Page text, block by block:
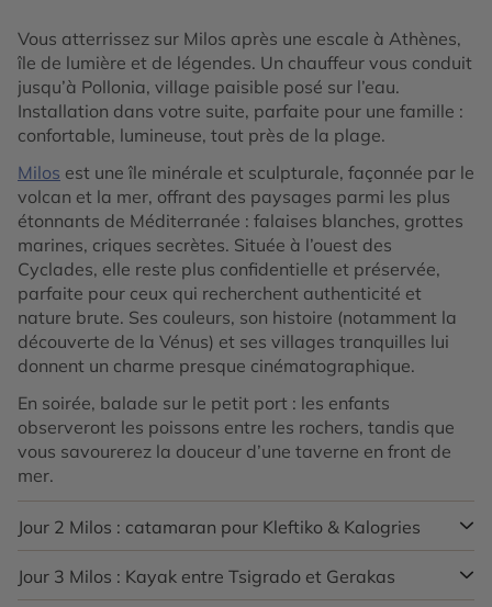
Vous atterrissez sur Milos après une escale à Athènes,
île de lumière et de légendes. Un chauffeur vous conduit
jusqu’à Pollonia, village paisible posé sur l’eau.
Installation dans votre suite, parfaite pour une famille :
confortable, lumineuse, tout près de la plage.
Milos est une île minérale et sculpturale, façonnée par le
volcan et la mer, offrant des paysages parmi les plus
étonnants de Méditerranée : falaises blanches, grottes
marines, criques secrètes. Située à l’ouest des
Cyclades, elle reste plus confidentielle et préservée,
parfaite pour ceux qui recherchent authenticité et
nature brute. Ses couleurs, son histoire (notamment la
découverte de la Vénus) et ses villages tranquilles lui
donnent un charme presque cinématographique.
En soirée, balade sur le petit port : les enfants
observeront les poissons entre les rochers, tandis que
vous savourerez la douceur d’une taverne en front de
mer.
Jour 2 Milos : catamaran pour Kleftiko & Kalogries
Le matin, on vous apporte votre voiture de location
directement à l’hôtel, c’est plus simple avec les enfants !
Jour 3 Milos : Kayak entre Tsigrado et Gerakas